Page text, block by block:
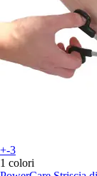
+-3
1 colori